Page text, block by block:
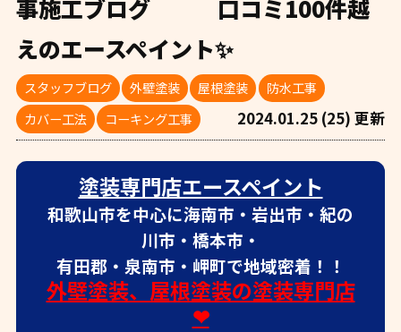
事施工ブログ 口コミ100件越
えのエースペイント✨
スタッフブログ 外壁塗装 屋根塗装
防水工事
カバー工法
コーキング工事 2024.01.25 (25) 更新
塗装専門店エースペイント
和歌山市を中心に海南市・岩出市・紀の
川市・橋本市・
有田郡・泉南市・岬町で地域密着！！
外壁塗装、屋根塗装の塗装専門店
❤